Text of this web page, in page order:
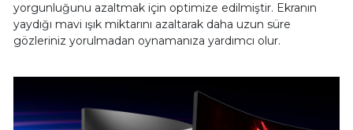
yorgunluğunu azaltmak için optimize edilmiştir. Ekranın
yaydığı mavi ışık miktarını azaltarak daha uzun süre
gözleriniz yorulmadan oynamanıza yardımcı olur.